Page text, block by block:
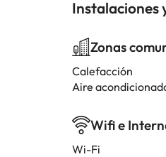
Instalaciones
Zonas
Calefacción
Aire
Wifi e
Wi-Fi